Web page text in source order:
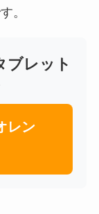
。
ブレット
レン